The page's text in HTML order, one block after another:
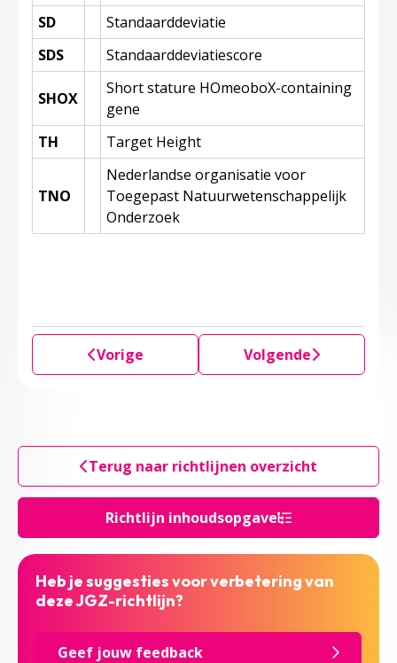
Richtlijn inhoudsopgave
SD
Standaarddeviatie
SDS
Standaarddeviatiescore
SHOX
Short stature HOmeoboX-containing
gene
TH
Target Height
TNO
Nederlandse organisatie voor
Toegepast Natuurwetenschappelijk
Onderzoek
Vorige Volgende
Terug naar richtlijnen overzicht
Heb je suggesties voor verbetering van
deze JGZ-richtlijn?
Geef jouw feedback